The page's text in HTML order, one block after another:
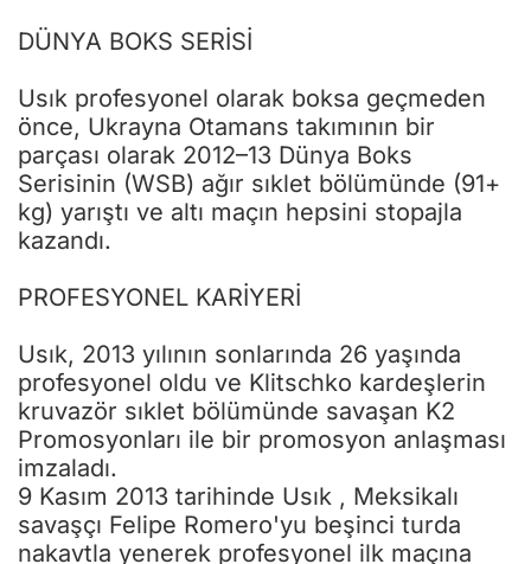
DÜNYA BOKS SERİSİ
Usık profesyonel olarak boksa geçmeden
önce, Ukrayna Otamans takımının bir
parçası olarak 2012–13 Dünya Boks
Serisinin (WSB) ağır sıklet bölümünde (91+
kg) yarıştı ve altı maçın hepsini stopajla
kazandı.
PROFESYONEL KARİYERİ
Usık, 2013 yılının sonlarında 26 yaşında
profesyonel oldu ve Klitschko kardeşlerin
kruvazör sıklet bölümünde savaşan K2
Promosyonları ile bir promosyon anlaşması
imzaladı.
9 Kasım 2013 tarihinde Usık , Meksikalı
savaşçı Felipe Romero'yu beşinci turda
nakavtla yenerek profesyonel ilk maçına